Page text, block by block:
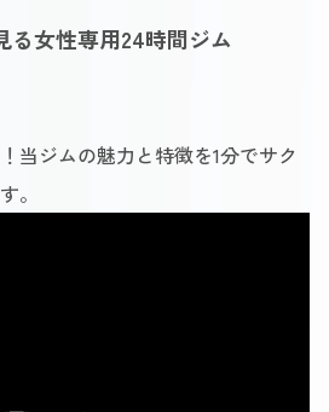
る女性専用24時間ジム
当ジムの魅力と特徴を1分でサク
。